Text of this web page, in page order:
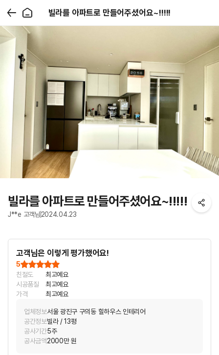
빌라를 아파트로 만들어주셨어요~!!!!!
빌라를 아파트로 만들어주셨어요~!!!!!
J**e 고객님 2024.04.23
고객님은 이렇게 평가했어요!
5
친절도
최고예요
시공품질
최고예요
가격
최고예요
업체정보서울 광진구 구의동 힐하우스 인테리어
공간정보빌라 / 13평
공사기간5주
공사금액2000만 원